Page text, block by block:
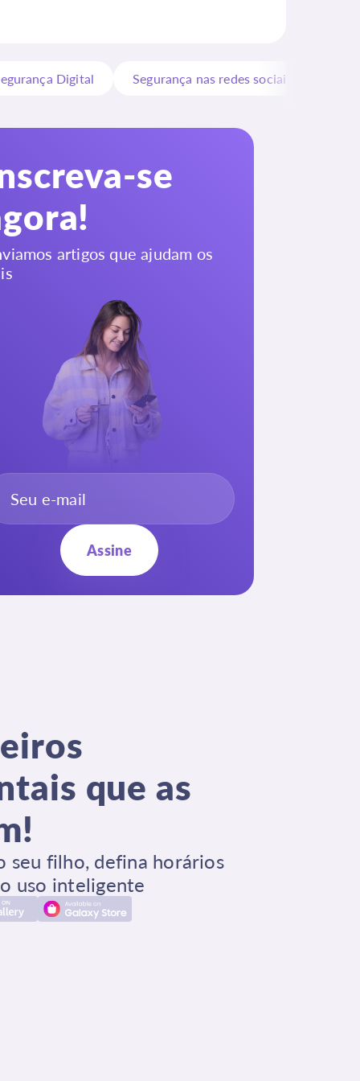
Digital Segurança nas redes sociais
se
artigos que ajudam os
Assine
que as
filho, defina horários
uso inteligente